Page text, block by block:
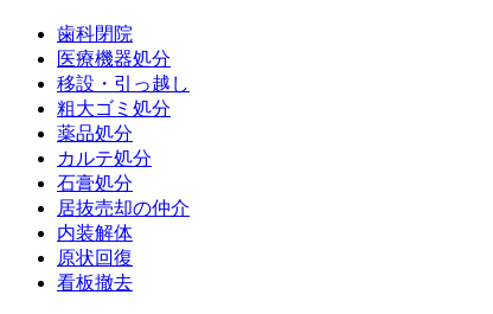
歯科閉院
医療機器処分
移設・引っ越し
粗大ゴミ処分
薬品処分
カルテ処分
石膏処分
居抜売却の仲介
内装解体
原状回復
看板撤去